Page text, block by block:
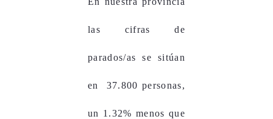
las cifras de
parados/as se sitúan
en 37.800 personas,
un 1.32% menos que